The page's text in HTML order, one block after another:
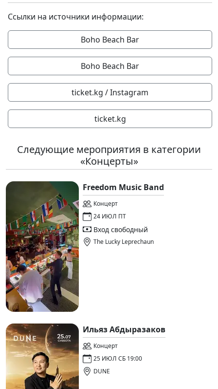
Ссылки на источники информации:
Boho Beach Bar
Boho Beach Bar
ticket.kg / Instagram
ticket.kg
Следующие мероприятия в категории
«Концерты»
Freedom Music Band
Концерт
24 ИЮЛ ПТ
Вход свободный
The Lucky Leprechaun
Ильяз Абдыразаков
Концерт
25 ИЮЛ СБ 19:00
DUNE